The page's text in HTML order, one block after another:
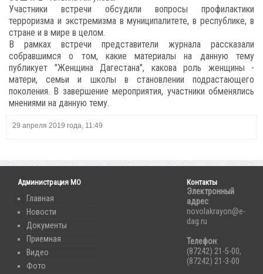
Участники встречи обсудили вопросы профилактики
терроризма и экстремизма в муниципалитете, в республике, в
стране и в мире в целом.
В рамках встречи представители журнала рассказали
собравшимся о том, какие материалы на данную тему
публикует "Женщина Дагестана", какова роль женщины -
матери, семьи и школы в становлении подрастающего
поколения. В завершение мероприятия, участники обменялись
мнениями на данную тему.
29 апреля 2019 года, 11:49
Администрация МО
Главная
Новости
Документы
Приемная
Видео
Фото
Контакты
Электронный
адрес:
novolakrayon@e-
dag.ru
Телефон:
(87242) 21-5-00,
(87242) 21-3-00